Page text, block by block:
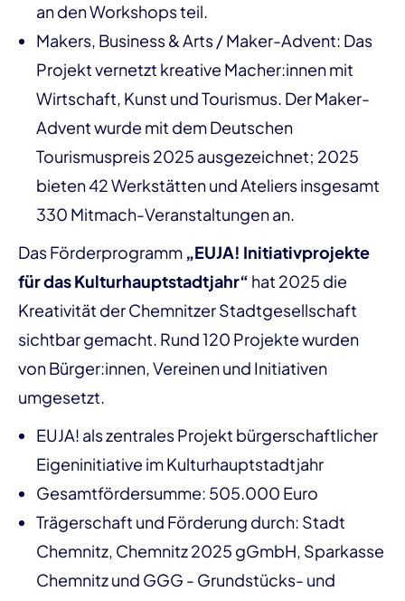
an den Workshops teil.
Makers, Business & Arts / Maker-Advent: Das
Projekt vernetzt kreative Macher:innen mit
Wirtschaft, Kunst und Tourismus. Der Maker-
Advent wurde mit dem Deutschen
Tourismuspreis 2025 ausgezeichnet; 2025
bieten 42 Werkstätten und Ateliers insgesamt
330 Mitmach-Veranstaltungen an.
Das Förderprogramm „EUJA! Initiativprojekte
für das Kulturhauptstadtjahr“ hat 2025 die
Kreativität der Chemnitzer Stadtgesellschaft
sichtbar gemacht. Rund 120 Projekte wurden
von Bürger:innen, Vereinen und Initiativen
umgesetzt.
EUJA! als zentrales Projekt bürgerschaftlicher
Eigeninitiative im Kulturhauptstadtjahr
Gesamtfördersumme: 505.000 Euro
Trägerschaft und Förderung durch: Stadt
Chemnitz, Chemnitz 2025 gGmbH, Sparkasse
Chemnitz und GGG - Grundstücks- und